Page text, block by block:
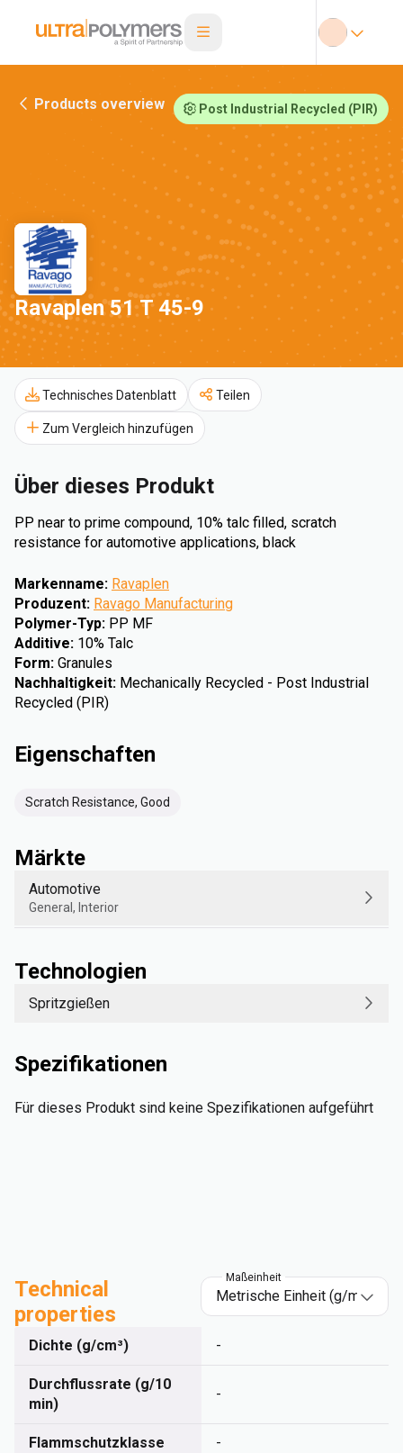
Products overview Post Industrial Recycled (PIR)
Ravaplen 51 T 45-9
Technisches Datenblatt Teilen
Zum Vergleich hinzufügen
Über dieses Produkt
PP near to prime compound, 10% talc filled, scratch
resistance for automotive applications, black
Markenname: Ravaplen
Produzent: Ravago Manufacturing
Polymer-Typ: PP MF
Additive: 10% Talc
Form: Granules
Nachhaltigkeit: Mechanically Recycled - Post Industrial
Recycled (PIR)
Eigenschaften
Scratch Resistance, Good
Märkte
Automotive
General, Interior
Technologien
Spritzgießen
Spezifikationen
Für dieses Produkt sind keine Spezifikationen aufgeführt
Technical
properties
Maßeinheit
Dichte (g/cm³) -
Durchflussrate (g/10
min)
-
Flammschutzklasse -